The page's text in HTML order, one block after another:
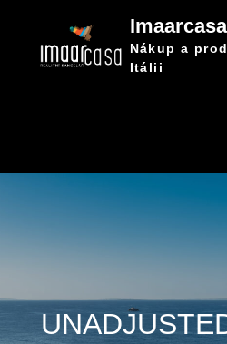
content
Imaarcasa
Nákup a
Itálii